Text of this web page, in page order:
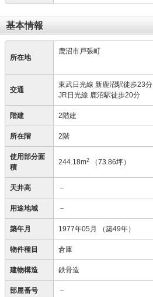
基本情報
所在地
鹿沼市戸張町
交通
東武日光線 新鹿沼駅徒歩23分
JR日光線 鹿沼駅徒歩20分
階建 2階建
所在階 2階
使用部分面
積
244.18m2 （73.86坪）
天井高 －
用途地域 －
築年月 1977年05月 （築49年）
物件種目 倉庫
建物構造 鉄骨造
部屋番号 －